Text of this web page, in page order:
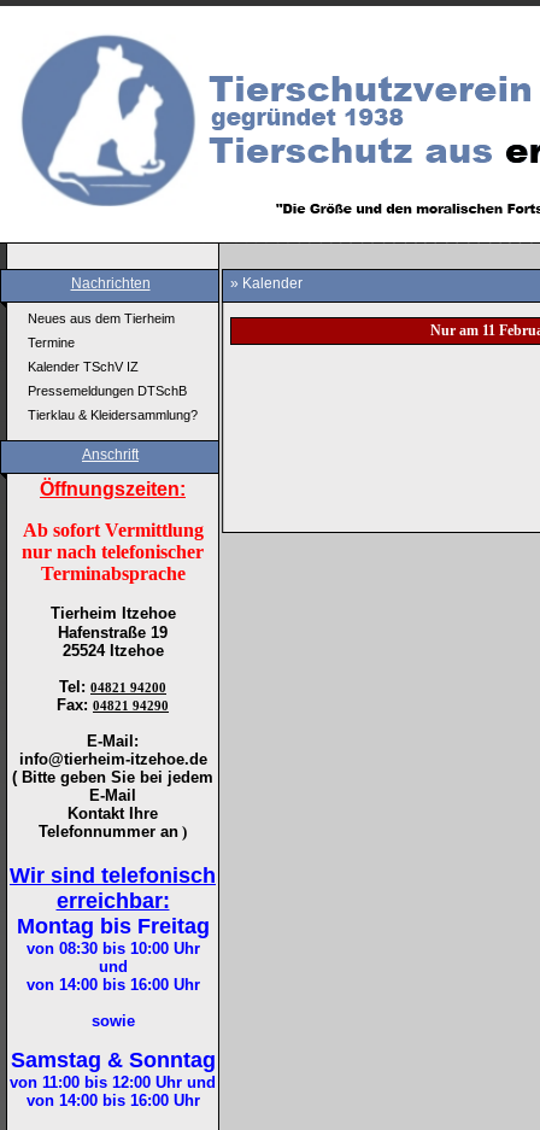
Nachrichten
Neues aus dem Tierheim
Termine
Kalender TSchV IZ
Pressemeldungen DTSchB
Tierklau & Kleidersammlung?
Anschrift
Öffnungszeiten:
Ab sofort Vermittlung
nur nach telefonischer
Terminabsprache
Tierheim Itzehoe
Hafenstraße 19
25524 Itzehoe
Tel : 04821 94200
Fax: 04821 94290
E-Mail:
info@tierheim-itzehoe.de
( Bitte geben Sie bei jedem
E-Mail
Kontakt Ihre
Telefonnummer an )
Wir sind telefonisch
erreichbar:
Montag bis Freitag
von 08:30 bis 10:00Uhr
und
von 14:00 bis 16:00Uhr
sowie
Samstag & Sonntag
von 11:00 bis 12:00 Uhr und
von 14:00 bis 16:00Uhr
» Kalender
Nur am 11